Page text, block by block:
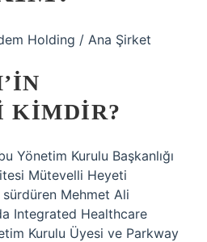
Holding / Ana Şirket
KIMDIR?
Yönetim Kurulu Başkanlığı
Mütevelli Heyeti
sürdüren Mehmet Ali
Integrated Healthcare
Kurulu Üyesi ve Parkway